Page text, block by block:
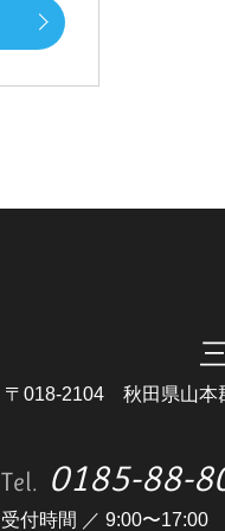
〒018-2104 秋田県山
Tel. 0185-88-
受付時間 ／ 9:00〜17:00